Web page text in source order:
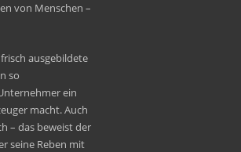
von Menschen –
ausgebildete
so
ein
macht. Auch
– das beweist der
seine Reben mit